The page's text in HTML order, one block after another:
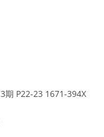
期 P22-23 1671-394X